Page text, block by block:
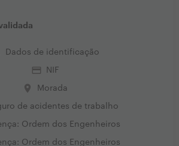
Dados de identificação
credit_card NIF
place Morada
de acidentes de trabalho
Ordem dos Engenheiros
Ordem dos Engenheiros